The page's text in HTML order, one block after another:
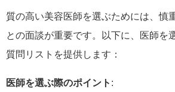
質の高い美容医師を選ぶためには、慎
との面談が重要です。以下に、医師を
質問リストを提供します：
医師を選ぶ際のポイント :